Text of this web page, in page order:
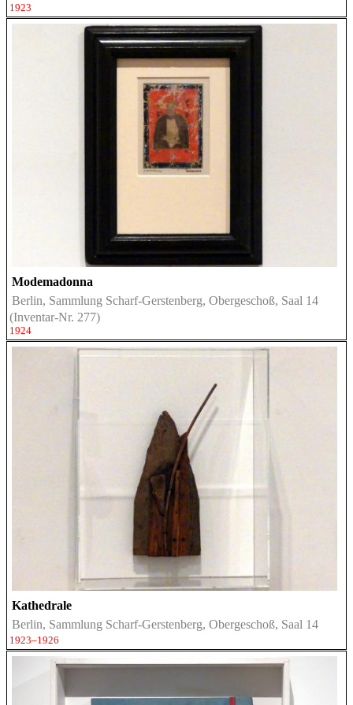
1923
Modemadonna
Berlin, Sammlung Scharf-Gerstenberg, Obergeschoß, Saal 14
(Inventar-Nr. 277)
1924
Kathedrale
Berlin, Sammlung Scharf-Gerstenberg, Obergeschoß, Saal 14
1923–1926